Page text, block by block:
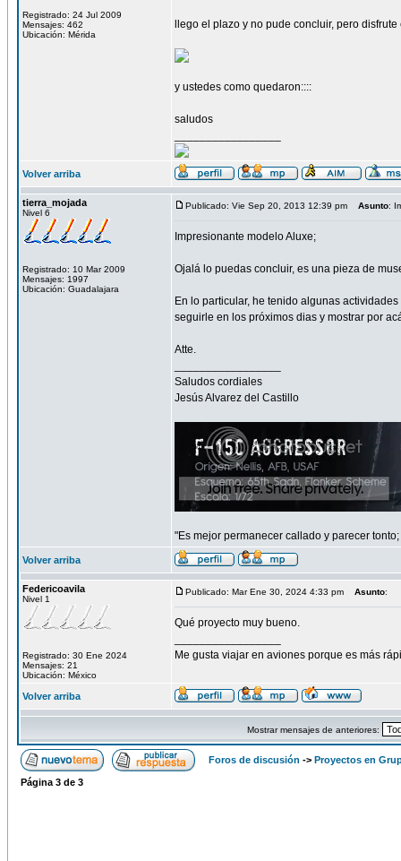
Registrado: 24 Jul 2009
Mensajes: 462
Ubicación: Mérida
llego el plazo y no pude concluir, pero
y ustedes como quedaron::::
saludos
Volver arriba
tierra_mojada
Nivel 6
Registrado: 10 Mar 2009
Mensajes: 1997
Ubicación: Guadalajara
Publicado: Vie Sep 20, 2013 12:39 pm Asunto:
Impresionante modelo Aluxe;
Ojalá lo puedas concluir, es una pieza de
En lo particular, he tenido algunas
seguirle en los próximos dias y mostrar por
Atte.
Saludos cordiales
Jesús Alvarez del Castillo
"Es mejor permanecer callado y parecer
Volver arriba
Federicoavila
Nivel 1
Registrado: 30 Ene 2024
Mensajes: 21
Ubicación: México
Publicado: Mar Ene 30, 2024 4:33 pm Asunto:
Qué proyecto muy bueno.
Me gusta viajar en aviones porque es más
Volver arriba
Mostrar mensajes de anteriores:
Foros de discusión -> Proyectos en
Página 3 de 3